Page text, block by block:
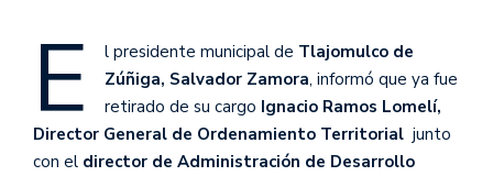
E l presidente municipal de Tlajomulco de
Zúñiga, Salvador Zamora, informó que ya fue
retirado de su cargo Ignacio Ramos Lomelí,
Director General de Ordenamiento Territorial junto
con el director de Administración de Desarrollo